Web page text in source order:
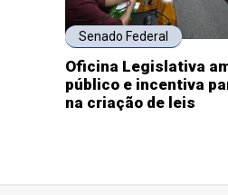
Senado Federal
Oficina Legislativa
público e incentiva
na criação de leis